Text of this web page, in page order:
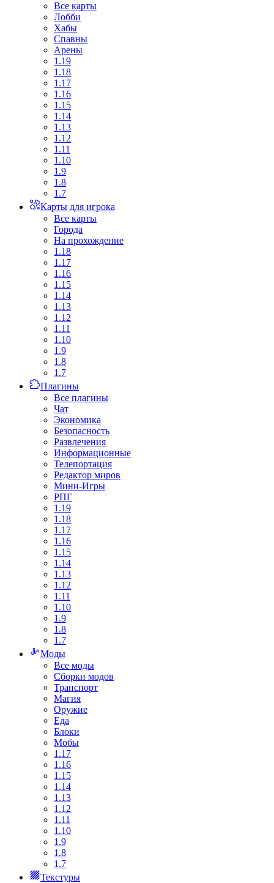
Все карты
Лобби
Хабы
Спавны
Арены
1.19
1.18
1.17
1.16
1.15
1.14
1.13
1.12
1.11
1.10
1.9
1.8
1.7
Карты для игрока
Все карты
Города
На прохождение
1.18
1.17
1.16
1.15
1.14
1.13
1.12
1.11
1.10
1.9
1.8
1.7
Плагины
Все плагины
Чат
Экономика
Безопасность
Развлечения
Информационные
Телепортация
Редактор миров
Мини-Игры
РПГ
1.19
1.18
1.17
1.16
1.15
1.14
1.13
1.12
1.11
1.10
1.9
1.8
1.7
Моды
Все моды
Сборки модов
Транспорт
Магия
Оружие
Еда
Блоки
Мобы
1.17
1.16
1.15
1.14
1.13
1.12
1.11
1.10
1.9
1.8
1.7
Текстуры